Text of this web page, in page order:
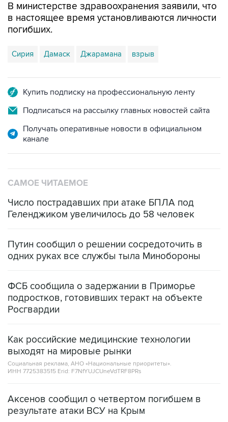
В министерстве здравоохранения заявили, что
в настоящее время установливаются личности
погибших.
Сирия Дамаск Джарамана взрыв
Купить подписку на профессиональную ленту
Подписаться на рассылку главных новостей сайта
Получать оперативные новости в официальном
канале
САМОЕ ЧИТАЕМОЕ
Число пострадавших при атаке БПЛА под
Геленджиком увеличилось до 58 человек
Путин сообщил о решении сосредоточить в
одних руках все службы тыла Минобороны
ФСБ сообщила о задержании в Приморье
подростков, готовивших теракт на объекте
Росгвардии
Как российские медицинские технологии
выходят на мировые рынки
Социальная реклама, АНО «Национальные приоритеты».
ИНН 7725383515 Erid: F7NfYUJCUneVdTRF8PRs
Аксенов сообщил о четвертом погибшем в
результате атаки ВСУ на Крым